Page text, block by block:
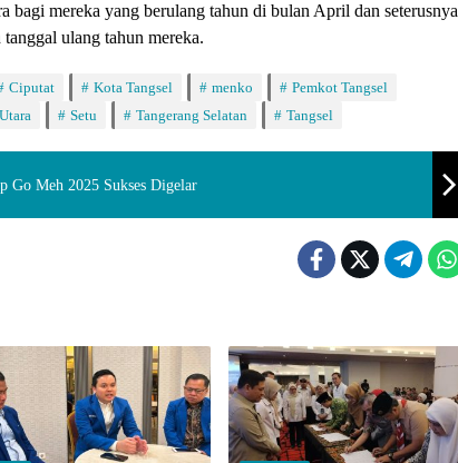
bagi mereka yang berulang tahun di bulan April dan seterusnya
ulang tahun mereka.
Ciputat Kota Tangsel menko
Pemkot Tangsel
Setu Tangerang Selatan Tangsel
Go Meh 2025 Sukses Digelar